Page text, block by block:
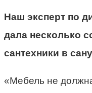
Наш эксперт по
дала несколько
сантехники в
«Мебель не